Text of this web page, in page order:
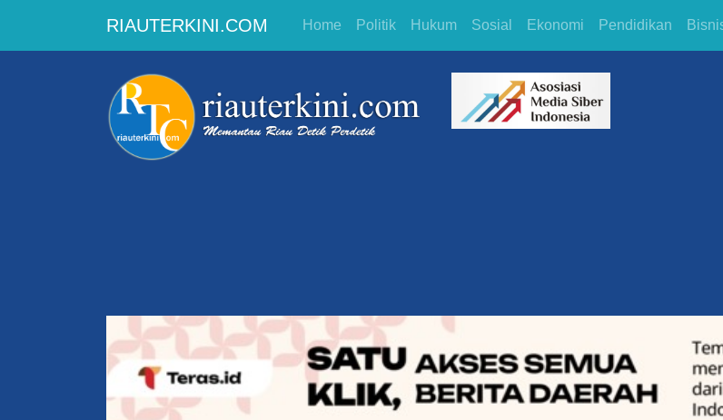
RIAUTERKINI.COM Home Politik Hukum Sosial Ekonomi Pendidikan